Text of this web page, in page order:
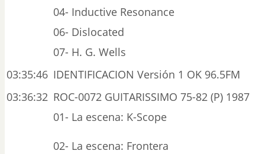
04- Inductive Resonance
06- Dislocated
07- H. G. Wells
03:35:46 IDENTIFICACION Versión 1 OK 96.5FM
03:36:32 ROC-0072 GUITARISSIMO 75-82 (P) 1987
01- La escena: K-Scope
02- La escena: Frontera